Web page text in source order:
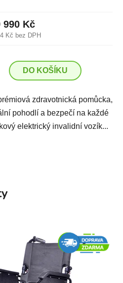
Kč bez DPH
990 Kč
DO KOŠÍKU
zdravotnická pomůcka,
pohodlí a bezpečí na každé
elektrický invalidní vozík...